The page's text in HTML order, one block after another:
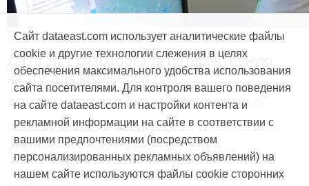
Продукты и услуги
Дата Ист разработала интерактивную
карту для краеведов
#CarryMap #Интерактивная карта #ArcGIS
#Природа #Дети #География
#Мобильная карта #Веб-приложение
Сайт dataeast.com использует аналитические файлы
cookie и другие технологии слежения в целях
обеспечения максимального удобства использования
сайта посетителями. Для контроля вашего поведения
на сайте dataeast.com и настройки контента и
рекламной информации на сайте в соответствии с
вашими предпочтениями (посредством
персонализированных рекламных объявлений) на
нашем сайте используются файлы cookie сторонних